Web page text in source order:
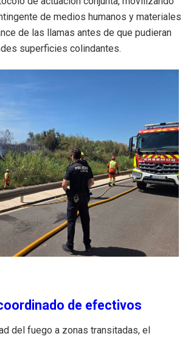
de medios humanos y materiales
de las llamas antes de que pudieran
superficies colindantes.
de efectivos
del fuego a zonas transitadas, el